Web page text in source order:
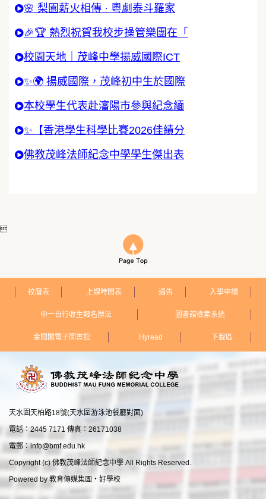
🌸 梨園薪火相傳 · 粵劇泰斗羅家
🎉🏆 熱烈祝賀我校步操管樂團在「
校園天地｜茂峰中學揚威國際ICT
✨🌍 揚威國際，茂峰初中生於國際
本校學生代表赴瀋陽市參與紀念緬
✨【香港學生科學比賽2026佳績分
佛教茂峰法師紀念中學學生傑出表

校曆表 上課時間表 通告 入學申請
中一自行收生報名辦法 圖書館檢索系統
金閱閣電子圖書館 Hyread 下載區
天水圍天柏路18號(天水圍游泳池餐廳對面)
電話：2445 7171 傳真：26171038
電郵：info@bmf.edu.hk
Copyright (c) 佛教茂峰法師紀念中學 All Rights Reserved.
Powered by教育傳媒集團 ‧ 好學校